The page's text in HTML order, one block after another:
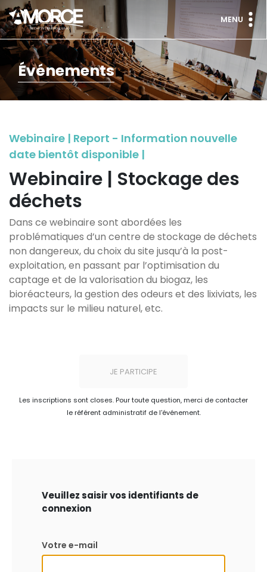
MENU
Événements
Webinaire | Report - Information nouvelle
date bientôt disponible |
Webinaire | Stockage des
déchets
Dans ce webinaire sont abordées les
problématiques d’un centre de stockage de déchets
non dangereux, du choix du site jusqu’à la post-
exploitation, en passant par l’optimisation du
captage et de la valorisation du biogaz, les
bioréacteurs, la gestion des odeurs et des lixiviats, les
impacts sur le milieu naturel, etc.
JE PARTICIPE
Les inscriptions sont closes. Pour toute question, merci de contacter
le référent administratif de l'événement.
Veuillez saisir vos identifiants de
connexion
Votre e-mail